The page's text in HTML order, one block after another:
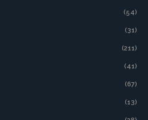
(54)
(31)
(211)
(41)
(67)
(13)